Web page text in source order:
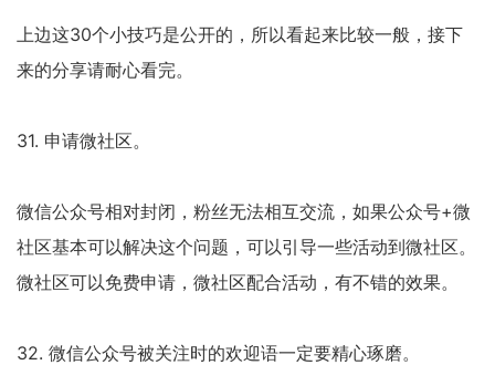
上边这30个小技巧是公开的，所以看起来比较一般，接下
来的分享请耐心看完。
31. 申请微社区。
微信公众号相对封闭，粉丝无法相互交流，如果公众号+微
社区基本可以解决这个问题，可以引导一些活动到微社区。
微社区可以免费申请，微社区配合活动，有不错的效果。
32. 微信公众号被关注时的欢迎语一定要精心琢磨。